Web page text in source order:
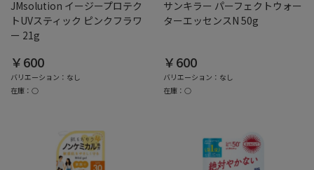
JMsolution イージープロテク
トUVスティック ピンクフラワ
ー 21g
￥600
バリエーション：なし
在庫：○
サンキラー パーフェクトウォー
ターエッセンスN 50g
￥600
バリエーション：なし
在庫：○